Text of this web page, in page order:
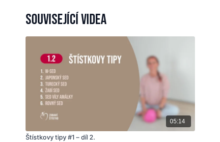
nebo si šlapou přes palec, rozvoj koordinace ruka-
noha, propojení mozkových hemisfér.
⭐Malé ťapičky– prevence vzniku ploché nohy,
aktivace hlubokého stabilizačního systému páteře,
rozvoj rovnováhy, správný sed a stoj.
💗 #activititesofdailyliving 🌞
Související videa
05:14
Štístkovy tipy #1 – díl 2.